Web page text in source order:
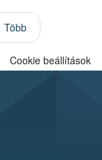
Több
Cookie beállítások